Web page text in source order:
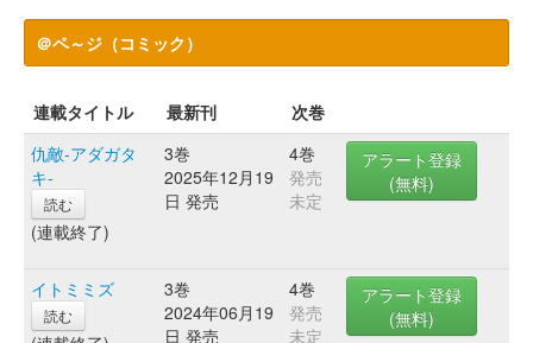
＠ペ～ジ（コミック）
連載タイトル 最新刊
次巻
仇敵-アダガタ
キ-
読む
(連載終了)
3巻
2025年12月19
日 発売
4巻
発売
未定
アラート登録
(無料)
イトミミズ
読む
3巻
2024年06月19
日 発売
4巻
発売
未定
アラート登録
(無料)